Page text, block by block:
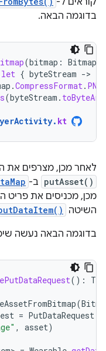
בדוגמה הבאה.
(bitmap : Bitmap
let { byteStream -
.CompressFormat. PNG
(byteStream .
. kt
לאחר מכן, מצרפים את
putAsset() ב-
מכן, מכניסים את פריט
השיטה
בדוגמה הבאה נעשה
():
(
= PutDataRequest
, asset)